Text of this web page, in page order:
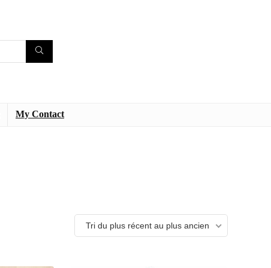
My Contact
Tri du plus récent au plus ancien